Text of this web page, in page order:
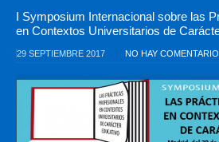
I Symposium Internacional sobre las
en Contextos Universitarios de
29 SEPTIEMBRE 2017 NO HAY